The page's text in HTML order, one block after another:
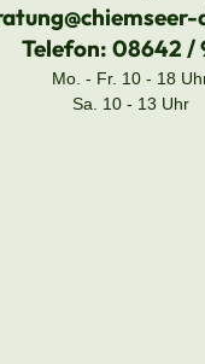
Telefon: 08642 /
Mo. - Fr. 10 - 18
Sa. 10 - 13 Uhr